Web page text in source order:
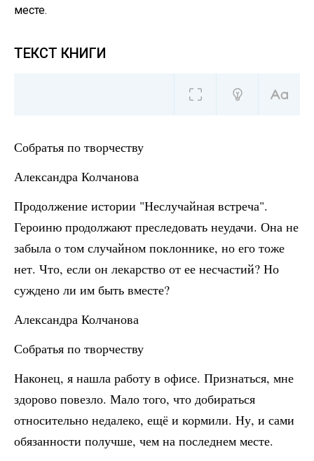
месте.
ТЕКСТ КНИГИ
Собратья по творчеству
Александра Колчанова
Продолжение истории "Неслучайная встреча".
Героиню продолжают преследовать неудачи. Она не
забыла о том случайном поклоннике, но его тоже
нет. Что, если он лекарство от ее несчастий? Но
суждено ли им быть вместе?
Александра Колчанова
Собратья по творчеству
Наконец, я нашла работу в офисе. Признаться, мне
здорово повезло. Мало того, что добираться
относительно недалеко, ещё и кормили. Ну, и сами
обязанности получше, чем на последнем месте.